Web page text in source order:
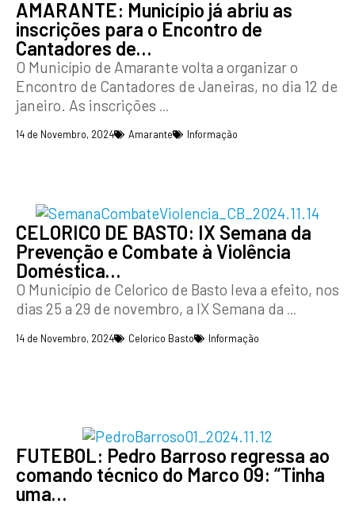
AMARANTE: Município já abriu as
inscrições para o Encontro de
Cantadores de…
O Município de Amarante volta a organizar o
Encontro de Cantadores de Janeiras, no dia 12 de
janeiro. As inscrições ...
14 de Novembro, 2024 Amarante Informação
CELORICO DE BASTO: IX Semana da
Prevenção e Combate à Violência
Doméstica…
O Município de Celorico de Basto leva a efeito, nos
dias 25 a 29 de novembro, a IX Semana da ...
14 de Novembro, 2024 Celorico Basto Informação
FUTEBOL: Pedro Barroso regressa ao
comando técnico do Marco 09: “Tinha
uma…